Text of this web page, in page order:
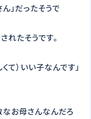
」だったそうで
れたそうです。
て）いい子なんです」
なお母さんなんだろ